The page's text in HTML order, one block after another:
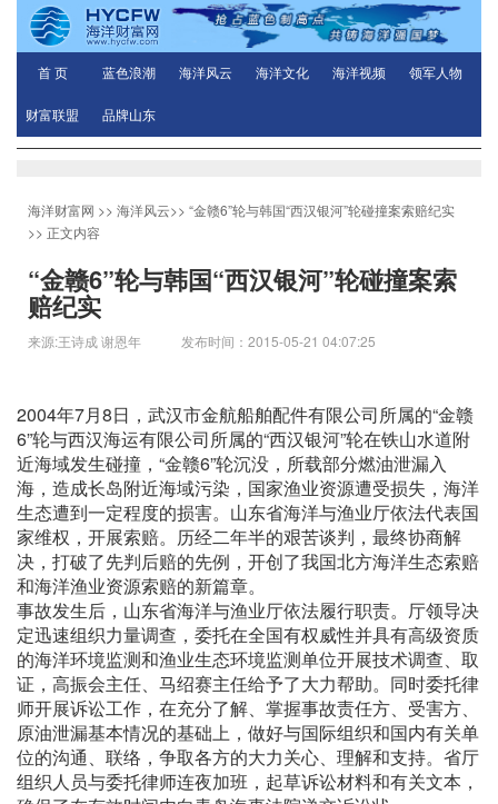
首 页 蓝色浪潮 海洋风云 海洋文化 海洋视频 领军人物
财富联盟 品牌山东
海洋财富网 >> 海洋风云>> “金赣6”轮与韩国“西汉银河”轮碰撞案索赔纪实
>> 正文内容
“金赣6”轮与韩国“西汉银河”轮碰撞案索
赔纪实
来源:王诗成 谢恩年 发布时间：2015-05-21 04:07:25
2004年7月8日，武汉市金航船舶配件有限公司所属的“金赣
6”轮与西汉海运有限公司所属的“西汉银河”轮在铁山水道附
近海域发生碰撞，“金赣6”轮沉没，所载部分燃油泄漏入
海，造成长岛附近海域污染，国家渔业资源遭受损失，海洋
生态遭到一定程度的损害。山东省海洋与渔业厅依法代表国
家维权，开展索赔。历经二年半的艰苦谈判，最终协商解
决，打破了先判后赔的先例，开创了我国北方海洋生态索赔
和海洋渔业资源索赔的新篇章。
事故发生后，山东省海洋与渔业厅依法履行职责。厅领导决
定迅速组织力量调查，委托在全国有权威性并具有高级资质
的海洋环境监测和渔业生态环境监测单位开展技术调查、取
证，高振会主任、马绍赛主任给予了大力帮助。同时委托律
师开展诉讼工作，在充分了解、掌握事故责任方、受害方、
原油泄漏基本情况的基础上，做好与国际组织和国内有关单
位的沟通、联络，争取各方的大力关心、理解和支持。省厅
组织人员与委托律师连夜加班，起草诉讼材料和有关文本，